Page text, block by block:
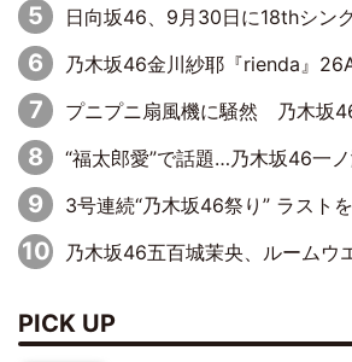
日向坂46、9月30日に18thシングル『イチャイチャ虫』の発売決定！ フォーメー
乃木坂46金川紗耶『rienda』26AW
プニプニ扇風機に騒然 乃木坂46“これいくら金”延長
“福太郎愛”で話題…乃木坂46一ノ瀬美空、地元福岡『めんべ
3号連続“乃木坂46祭り” ラストを飾るのは賀喜遥香…5年ぶりの登場に「5年
乃木坂46五百城茉央、ルームウエアでリラックス「今回のグラビアを見
PICK UP